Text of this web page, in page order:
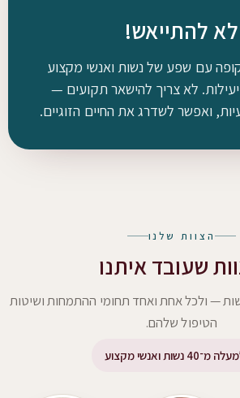
לא להתייאש!
עם שפע של נשות ואנשי מקצוע
יעילות. לא צריך להישאר תקועים —
ואפשר לשדרג את החיים הזוגיים.
הצוות שלנו
שעובד איתנו
— ולכל אחת ואחד תחומי ההתמחות ושיטות
הטיפול שלהם.
מ־40 נשות ואנשי מקצוע